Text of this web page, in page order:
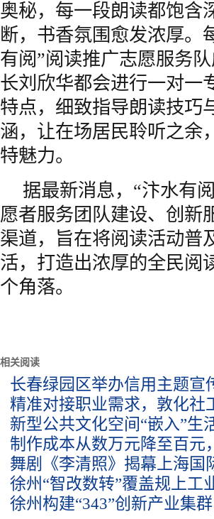
奥秘，每一段朗读都饱含
断，书香氛围愈发浓厚。
有阅”阅读推广志愿服务
长刘欣华都会进行一对一
特点，细致指导朗读技巧
涵，让在场居民聆听之余
特魅力。
据最新消息，“汴水有
愿者服务团队建设、创新
渠道，旨在将阅读活动普
活，打造出浓厚的全民阅
个角落。
相关阅读
长春绿园区举办信用主题宣
精准对接职业需求，敦化社
新型公共文化空间“嵌入”生
制作成本从数万元降至百
舞剧《李清照》揭幕上海国
徐州“智改数转”覆盖规上工
徐州构建“343”创新产业集